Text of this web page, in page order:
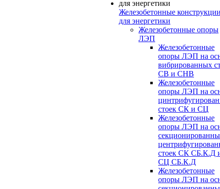
Железобетонные
для энергетики
Железобетонные опоры
ЛЭП
Железобетонные
опоры ЛЭП на
вибрированных
СВ и СНВ
Железобетонные
опоры ЛЭП на
стоек СК и СЦ
Железобетонные
опоры ЛЭП на
стоек СК СБ.К.Д
СЦ СБ.К.Д
Железобетонные
опоры ЛЭП на